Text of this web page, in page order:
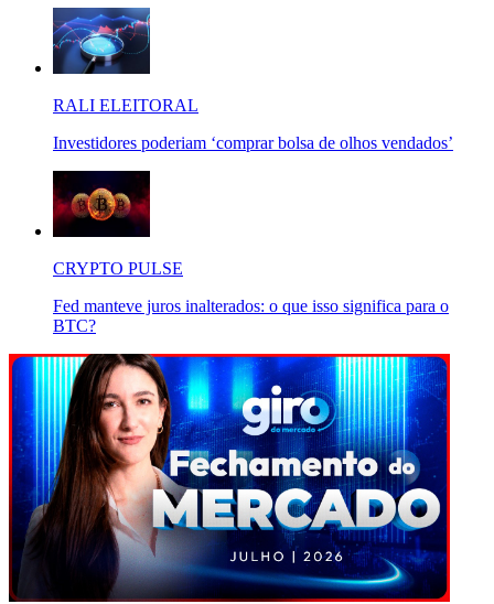
RALI ELEITORAL
Investidores poderiam ‘comprar bolsa de olhos vendados’
CRYPTO PULSE
Fed manteve juros inalterados: o que isso significa para o
BTC?